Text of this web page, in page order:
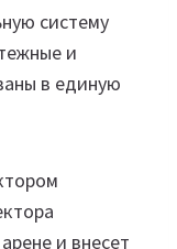
систему
и
в единую
и внесет